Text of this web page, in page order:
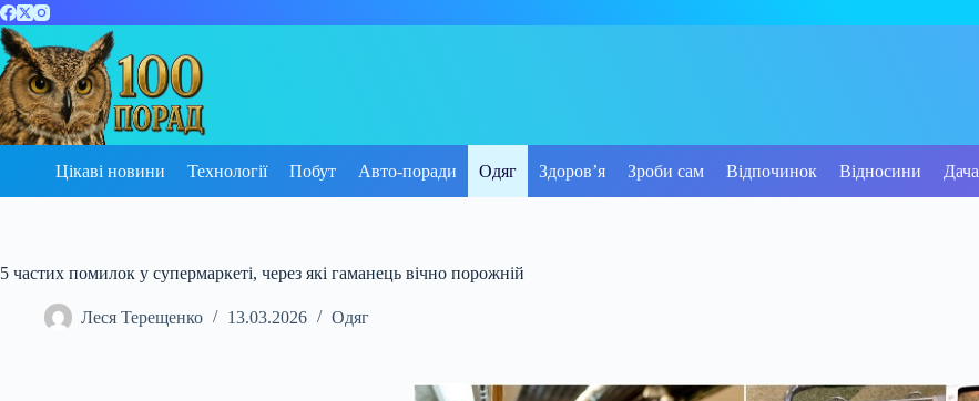
Перейти
до
вмісту
Цікаві новини Технології Побут Авто-поради Одяг Здоров’я Зроби сам Відпочинок Відносини Дача
5 частих помилок у супермаркеті, через які гаманець вічно порожній
Леся Терещенко 13.03.2026 Одяг